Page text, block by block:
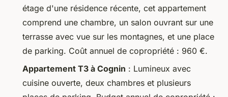
étage d'une résidence récente, cet appartement
comprend une chambre, un salon ouvrant sur une
terrasse avec vue sur les montagnes, et une place
de parking. Coût annuel de copropriété : 960 €.
Appartement T3 à Cognin : Lumineux avec
cuisine ouverte, deux chambres et plusieurs